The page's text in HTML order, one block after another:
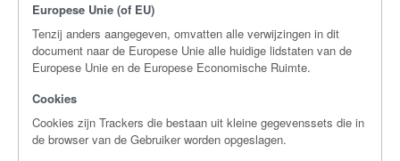
Europese Unie (of EU)
Tenzij anders aangegeven, omvatten alle verwijzingen in dit
document naar de Europese Unie alle huidige lidstaten van de
Europese Unie en de Europese Economische Ruimte.
Cookies
Cookies zijn Trackers die bestaan uit kleine gegevenssets die in
de browser van de Gebruiker worden opgeslagen.